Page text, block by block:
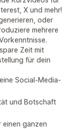
X und mehr!
oder
mehrere
Zeit mit
für dein
Social-Media-
und Botschaft
einen ganzen